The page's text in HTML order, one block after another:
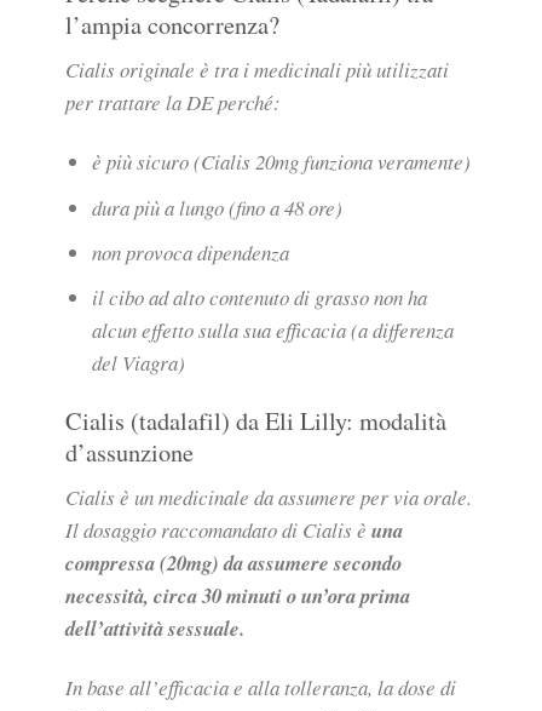
l’ampia concorrenza?
Cialis originale è tra i medicinali più utilizzati
per trattare la DE perché:
è più sicuro (Cialis 20mg funziona veramente)
dura più a lungo (fino a 48 ore)
non provoca dipendenza
il cibo ad alto contenuto di grasso non ha
alcun effetto sulla sua efficacia (a differenza
del Viagra)
Cialis (tadalafil) da Eli Lilly: modalità
d’assunzione
Cialis è un medicinale da assumere per via orale.
Il dosaggio raccomandato di Cialis è una
compressa (20mg) da assumere secondo
necessità, circa 30 minuti o un’ora prima
dell’attività sessuale.
In base all’efficacia e alla tolleranza, la dose di